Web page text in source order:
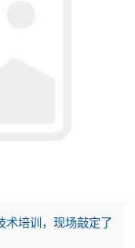
术培训，现场敲定了